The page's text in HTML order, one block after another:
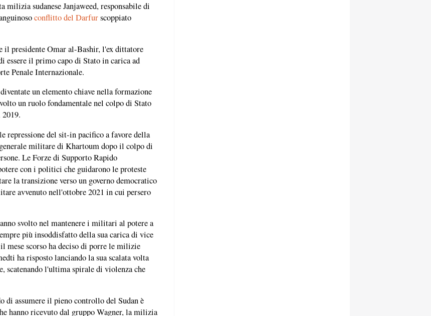
milizia sudanese Janjaweed, responsabile di
conflitto del Darfurscoppiato
il presidente Omar al-Bashir, l'ex dittatore
essere il primo capo di Stato in carica ad
Penale Internazionale.
un elemento chiave nella formazione
un ruolo fondamentale nel colpo di Stato
repressione del sit-in pacifico a favore della
militare di Khartoum dopo il colpo di
Le Forze di Supporto Rapido
con i politici che guidarono le proteste
la transizione verso un governo democratico
avvenuto nell'ottobre 2021 in cui persero
svolto nel mantenere i militari al potere a
più insoddisfatto della sua carica di vice
mese scorso ha deciso di porre le milizie
ha risposto lanciando la sua scalata volta
scatenando l'ultima spirale di violenza che
di assumere il pieno controllo del Sudan è
hanno ricevuto dal gruppo Wagner, la milizia